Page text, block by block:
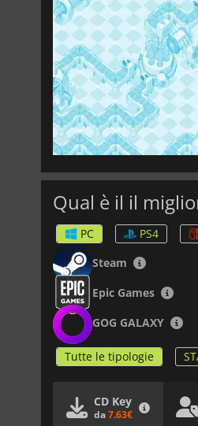
Qual è il il
PC PS4
Steam
Epic Games
GOG GALAXY
Tutte le tipologie
CD Key
da7.63€